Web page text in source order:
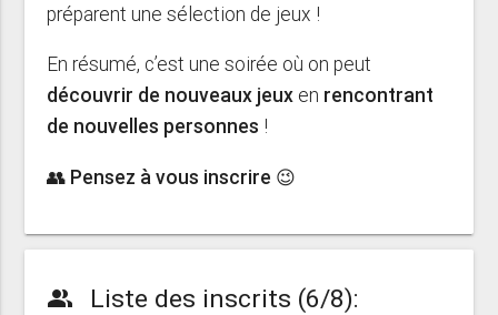
préparent une sélection de jeux !
En résumé, c’est une soirée où on peut
découvrir de nouveaux jeux en rencontrant
de nouvelles personnes !
👥 Pensez à vous inscrire 😉
people_alt Liste des inscrits (6/8):